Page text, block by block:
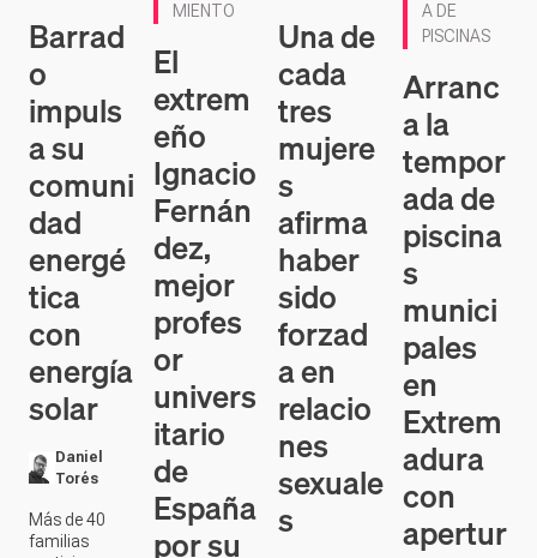
Barrad
o
impuls
a su
comuni
dad
energé
tica
con
energía
solar
Daniel
Torés
Más de 40
familias
MIENTO
El
extrem
eño
Ignacio
Fernán
dez,
mejor
profes
or
univers
itario
de
España
por su
Una de
cada
tres
mujere
s
afirma
haber
sido
forzad
a en
relacio
nes
sexuale
s
A DE
PISCINAS
Arranc
a la
tempor
ada de
piscina
s
munici
pales
en
Extrem
adura
con
apertur